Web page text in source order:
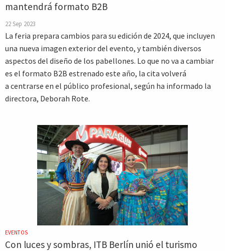
mantendrá formato B2B
22 Sep 2023
La feria prepara cambios para su edición de 2024, que incluyen
una nueva imagen exterior del evento, y también diversos
aspectos del diseño de los pabellones. Lo que no va a cambiar
es el formato B2B estrenado este año, la cita volverá
a centrarse en el público profesional, según ha informado la
directora, Deborah Rote.
EVENTOS
Con luces y sombras, ITB Berlín unió el turismo